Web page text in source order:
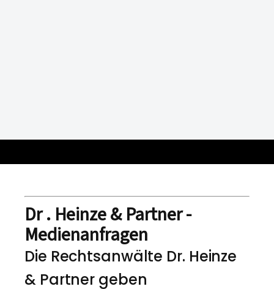
Dr . Heinze & Partner -
Medienanfragen
Die Rechtsanwälte Dr. Heinze
& Partner geben